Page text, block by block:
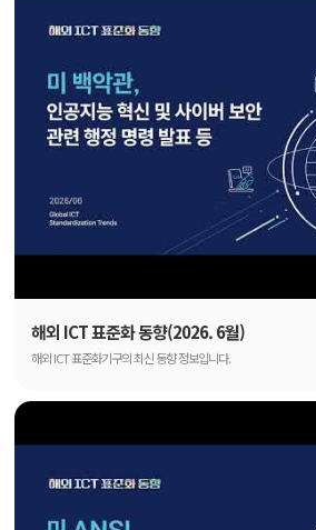
해외 ICT 표준화 동향(2026. 6월)
해외 ICT 표준화기구의 최신 동향 정보입니다.